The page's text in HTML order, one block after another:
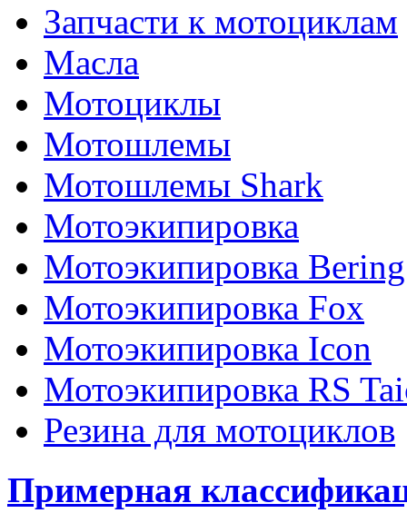
Запчасти к мотоциклам
Масла
Мотоциклы
Мотошлемы
Мотошлемы Shark
Мотоэкипировка
Мотоэкипировка Bering
Мотоэкипировка Fox
Мотоэкипировка Icon
Мотоэкипировка RS
Резина для мотоциклов
Примерная